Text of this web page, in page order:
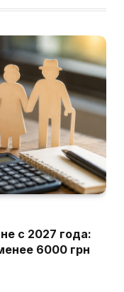
с 2027 года:
6000 грн